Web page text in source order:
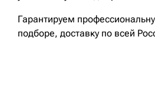
Гарантируем
подборе, доставку по всей